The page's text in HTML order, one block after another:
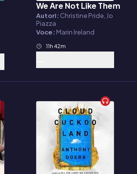
Audiolibro
We Are Not Like Them
Autori: Christine Pride, Jo
Piazza
Voce: Marin Ireland
11h 42m